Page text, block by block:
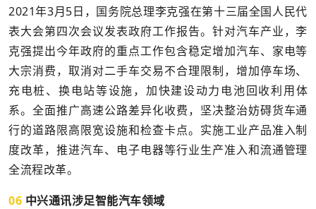
2021年3月5日，国务院总理李克强在第十三届全国人民代
表大会第四次会议发表政府工作报告。针对汽车产业，李
克强提出今年政府的重点工作包含稳定增加汽车、家电等
大宗消费，取消对二手车交易不合理限制，增加停车场、
充电桩、换电站等设施，加快建设动力电池回收利用体
系。全面推广高速公路差异化收费，坚决整治妨碍货车通
行的道路限高限宽设施和检查卡点。实施工业产品准入制
度改革，推进汽车、电子电器等行业生产准入和流通管理
全流程改革。
06 中兴通讯涉足智能汽车领域